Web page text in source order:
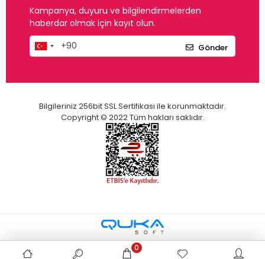
Kampanya, duyuru ve bilgilendirmelerden
haberdar olmak için kayıt olun.
Gönder
Bilgileriniz 256bit SSL Sertifikası ile korunmaktadır.
Copyright © 2022 Tüm hakları saklıdır.
0